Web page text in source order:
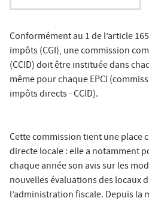
Conformément au 1 de l’article
impôts (CGI), une commission
(CCID) doit être instituée dans
même pour chaque EPCI
impôts directs - CCID).
Cette commission tient une place
directe locale : elle a notamment
chaque année son avis sur les
nouvelles évaluations des locaux
l’administration fiscale. Depuis la